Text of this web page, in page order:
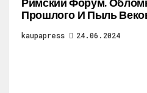
Прошлого И Пыль
kaupapress 24.06.2024